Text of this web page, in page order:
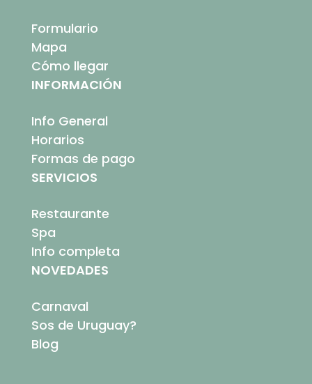
Formulario
Mapa
Cómo llegar
INFORMACIÓN
Info General
Horarios
Formas de pago
SERVICIOS
Restaurante
Spa
Info completa
NOVEDADES
Carnaval
Sos de Uruguay?
Blog